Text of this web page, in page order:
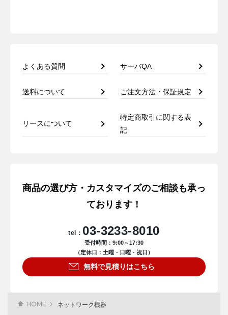
よくある質問 サーバQA
送料について ご注文方法・保証規定
リースについて
特定商取引に関する表
記
商品の選び方・カスタマイズのご相談も承っ
ております！
tel： 03-3233-8010
受付時間：9:00～17:30
（定休日：土曜・日曜・祝日）
無料で見積りはこちら
HOME ネットワーク機器